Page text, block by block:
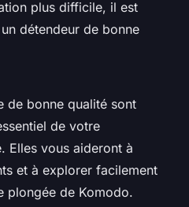
plus difficile, il est
détendeur de bonne
de bonne qualité sont
de votre
Elles vous aideront à
et à explorer facilement
plongée de Komodo.